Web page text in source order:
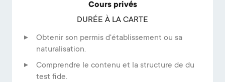
Cours privés
DURÉE À LA CARTE
Obtenir son permis d'établissement ou sa
naturalisation.
Comprendre le contenu et la structure de du
test fide.